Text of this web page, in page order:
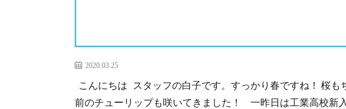
2020.03.25
こんにちは スタッフの白子です。すっかり春ですね！ 桜も
前のチューリップも咲いてきました！ 一昨日は工業高校新